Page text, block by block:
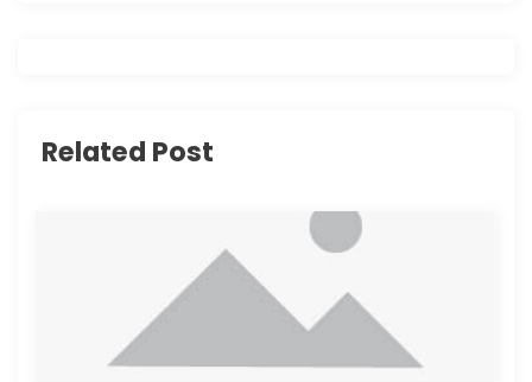
a
Related Post